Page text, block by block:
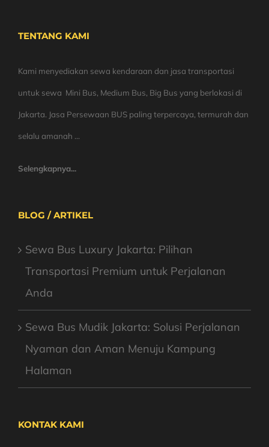
TENTANG KAMI
Kami menyediakan sewa kendaraan dan jasa transportasi
untuk sewa Mini Bus, Medium Bus, Big Bus yang berlokasi di
Jakarta. Jasa Persewaan BUS paling terpercaya, termurah dan
selalu amanah ...
Selengkapnya...
BLOG / ARTIKEL
Sewa Bus Luxury Jakarta: Pilihan
Transportasi Premium untuk Perjalanan
Anda
Sewa Bus Mudik Jakarta: Solusi Perjalanan
Nyaman dan Aman Menuju Kampung
Halaman
KONTAK KAMI